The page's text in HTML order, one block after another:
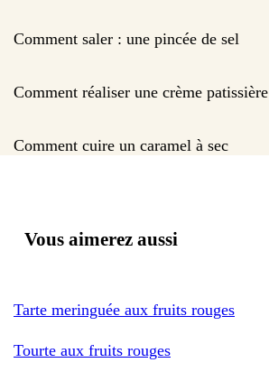
Comment saler : une pincée de sel
Comment réaliser une crème patissière
Comment cuire un caramel à sec
Vous aimerez aussi
Tarte meringuée aux fruits rouges
Tourte aux fruits rouges